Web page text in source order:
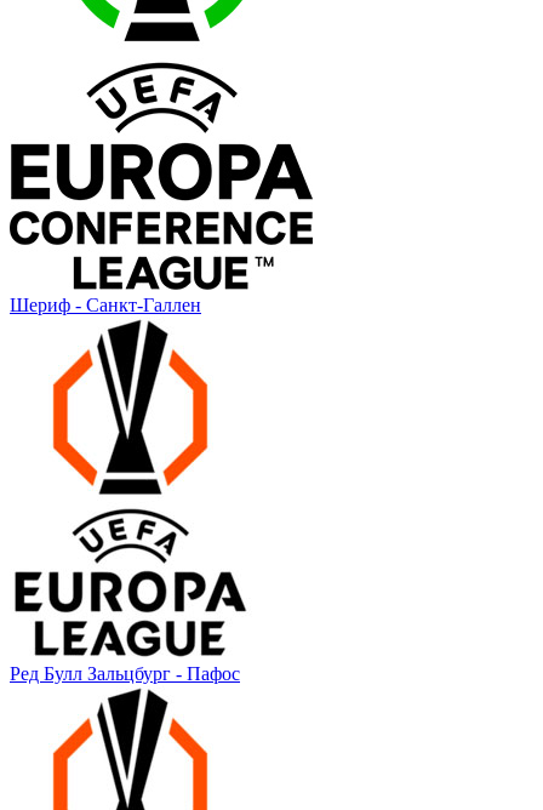
Шериф - Санкт-Галлен
Ред Булл Зальцбург - Пафос